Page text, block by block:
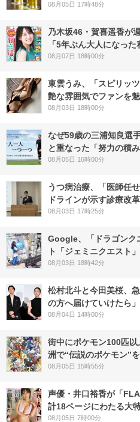
08月05日 17時48分
乃木坂46・賀喜遥香が
「5年ぶん大人になっ
08月07日 18時00分
東雲うみ、「スピリッ
艶な雰囲気でファンを魅
08月03日 18時00分
なぜ59歳の三浦知良選
と重なった「努力の積み
08月05日 16時00分
うつ病治療、「医師任
ドラインが示す診療改革
08月03日 17時25分
Google、「ドラゴンク
ト「ジェミニクエスト
08月03日 18時42分
松村北斗と今田美桜、
の方へ届けていけたら」
08月04日 14時00分
街中にポケモン100匹
洲で“伝説のポケモン”
08月05日 15時55分
声優・井口裕香が「
計18ページにわたる大
08月05日 7時00分